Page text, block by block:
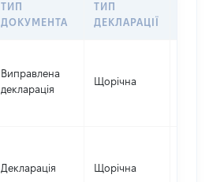
ТИП
ДОКУМЕНТА
ТИП
ДЕКЛАРАЦІЇ
Виправлена
декларація
Щорічна
Декларація Щорічна